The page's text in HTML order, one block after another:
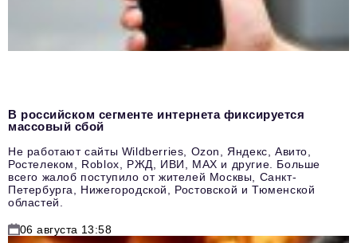
В российском сегменте интернета фиксируется
массовый сбой
Не работают сайты Wildberries, Ozon, Яндекс, Авито,
Ростелеком, Roblox, РЖД, ИВИ, MAX и другие. Больше
всего жалоб поступило от жителей Москвы, Санкт-
Петербурга, Нижегородской, Ростовской и Тюменской
областей.
06 августа 13:58